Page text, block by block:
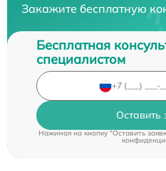
Закажите бесплатную
Бесплатная
специалистом
Оставить
Нажимая на кнопку "Оставить